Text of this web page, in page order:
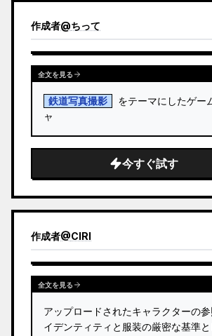
作成者@ちって
全文を見る
鉄道写真撮影
をテーマにしたゲー
ャ
今すぐ試す
作成者@CIRI
全文を見る
アップロードされたキャラクターの
イデンティティと服装の厳密な基準